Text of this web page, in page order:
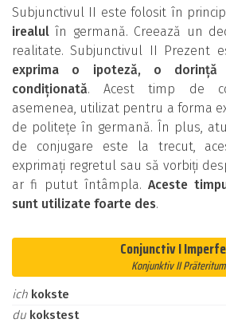
Subjunctivul II este folosit în
irealul în germană. Creează un
realitate. Subjunctivul II Prezent
exprima o ipoteză, o
condiționată. Acest timp de
asemenea, utilizat pentru a forma
de politețe în germană. În plus,
de conjugare este la trecut,
exprimați regretul sau să vorbiți
ar fi putut întâmpla. Aceste
sunt utilizate foarte des.
Conjunctiv I
Konjunktiv II Präteritum
ich kokste
du kokstest